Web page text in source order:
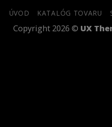
ÚVOD KATALÓG TOVARU
Copyright 2026 © UX